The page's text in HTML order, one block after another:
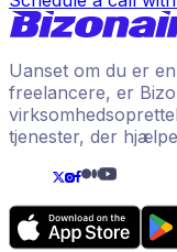
Uanset om du er
freelancere, er
tjenester, der